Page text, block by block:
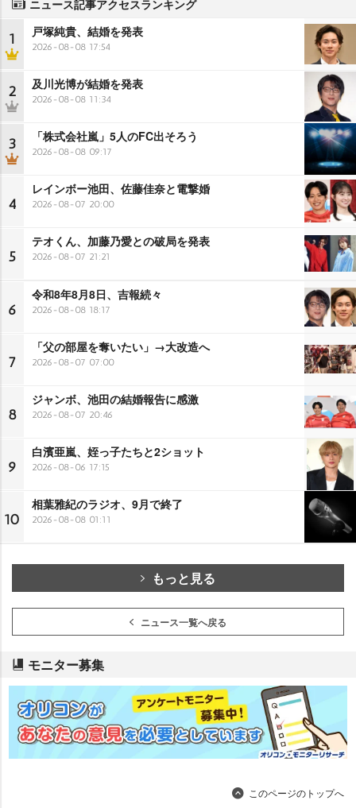
ニュース記事アクセスランキング
1 戸塚純貴、結婚を発表
2026-08-08 17:54
2 及川光博が結婚を発表
2026-08-08 11:34
3 「株式会社嵐」5人のFC出そろう
2026-08-08 09:17
4
レインボー池田、佐藤佳奈と電撃婚
2026-08-07 20:00
5
テオくん、加藤乃愛との破局を発表
2026-08-07 21:21
6
令和8年8月8日、吉報続々
2026-08-08 18:17
7
「父の部屋を奪いたい」→大改造へ
2026-08-07 07:00
8
ジャンボ、池田の結婚報告に感激
2026-08-07 20:46
9
白濱亜嵐、姪っ子たちと2ショット
2026-08-06 17:15
10
相葉雅紀のラジオ、9月で終了
2026-08-08 01:11
もっと見る
ニュース一覧へ戻る
モニター募集
このページのトップへ